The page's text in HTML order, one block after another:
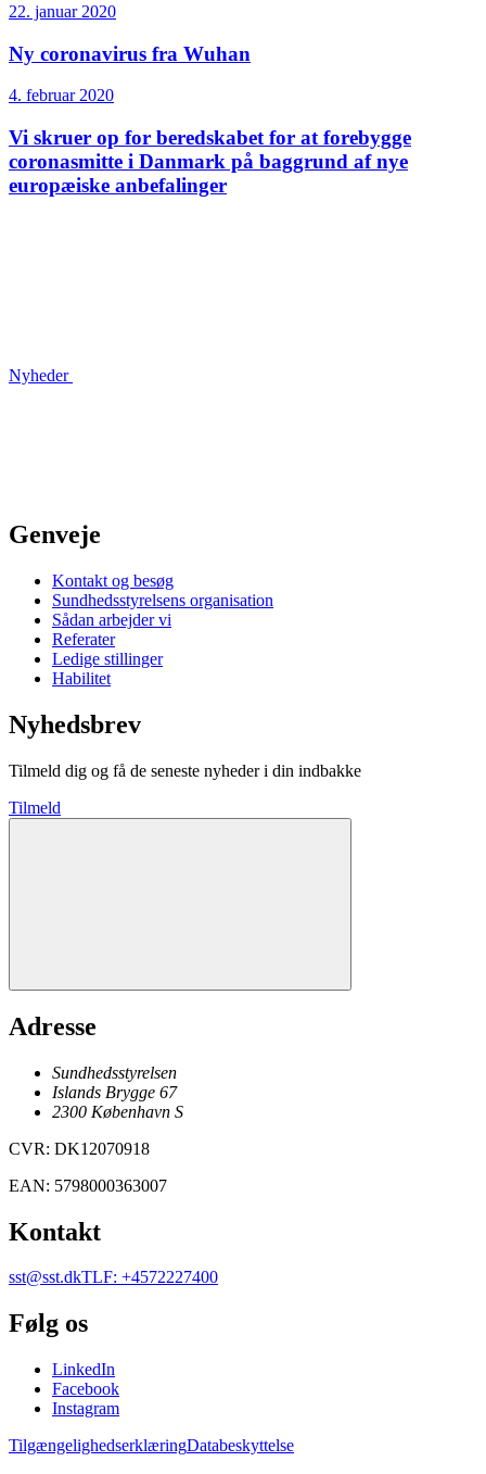
22. januar 2020
Ny coronavirus fra Wuhan
4. februar 2020
Vi skruer op for beredskabet for at forebygge
coronasmitte i Danmark på baggrund af nye
europæiske anbefalinger
Nyheder
Genveje
Kontakt og besøg
Sundhedsstyrelsens organisation
Sådan arbejder vi
Referater
Ledige stillinger
Habilitet
Nyhedsbrev
Tilmeld dig og få de seneste nyheder i din indbakke
Tilmeld
Adresse
Sundhedsstyrelsen
Islands Brygge 67
2300 København S
CVR: DK12070918
EAN: 5798000363007
Kontakt
sst@sst.dkTLF: +4572227400
Følg os
LinkedIn
Facebook
Instagram
TilgængelighedserklæringDatabeskyttelse